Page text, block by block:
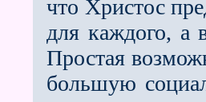
что Христос
для каждого,
Простая
большую